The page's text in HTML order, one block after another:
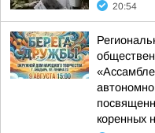
20:54
коренных